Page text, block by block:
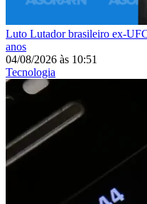
Luto Lutador brasileiro ex-
anos
04/08/2026 às 10:51
Tecnologia